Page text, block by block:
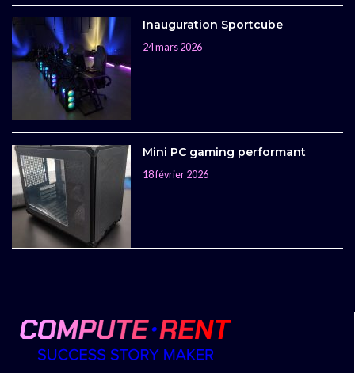
Inauguration Sportcube
24 mars 2026
Mini PC gaming performant
18 février 2026